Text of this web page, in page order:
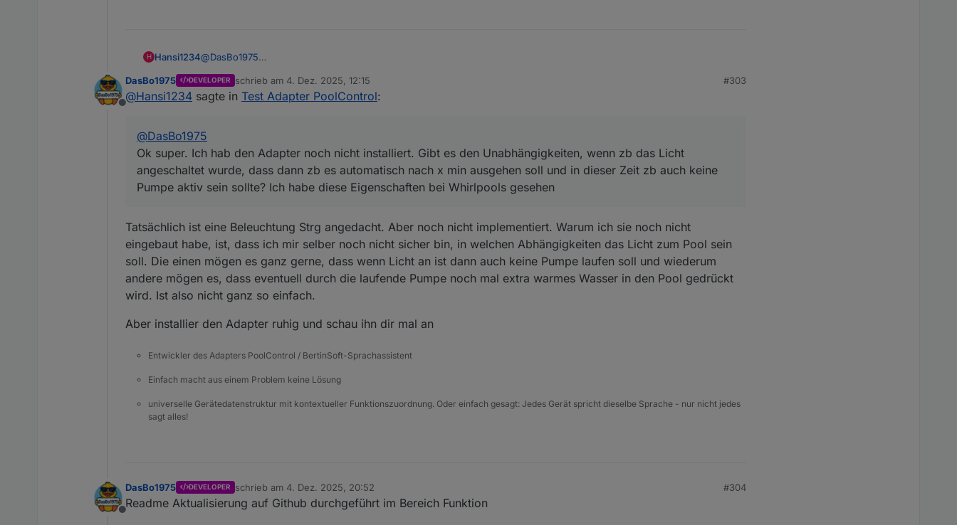
H Hansi1234@DasBo1975
wurde, dass dann zb es automatisch nach x min ausgehen soll und in dieser Zeit zb auch keine Pumpe aktiv sein sollte?
Ich habe diese Eigenschaften bei Whirlpools gesehen
Offline
DasBo1975 DEVELOPER schrieb am 4. Dez. 2025, 12:15
zuletzt editiert von
#303
@Hansi1234 sagte in Test Adapter PoolControl:
@DasBo1975
Ok super. Ich hab den Adapter noch nicht installiert. Gibt es den Unabhängigkeiten, wenn zb das Licht
angeschaltet wurde, dass dann zb es automatisch nach x min ausgehen soll und in dieser Zeit zb auch keine
Pumpe aktiv sein sollte? Ich habe diese Eigenschaften bei Whirlpools gesehen
Tatsächlich ist eine Beleuchtung Strg angedacht. Aber noch nicht implementiert. Warum ich sie noch nicht
eingebaut habe, ist, dass ich mir selber noch nicht sicher bin, in welchen Abhängigkeiten das Licht zum Pool sein
soll. Die einen mögen es ganz gerne, dass wenn Licht an ist dann auch keine Pumpe laufen soll und wiederum
andere mögen es, dass eventuell durch die laufende Pumpe noch mal extra warmes Wasser in den Pool gedrückt
wird. Ist also nicht ganz so einfach.
Aber installier den Adapter ruhig und schau ihn dir mal an
Entwickler des Adapters PoolControl / BertinSoft-Sprachassistent
Einfach macht aus einem Problem keine Lösung
universelle Gerätedatenstruktur mit kontextueller Funktionszuordnung. Oder einfach gesagt: Jedes Gerät spricht dieselbe Sprache - nur nicht jedes
sagt alles!
Offline
DasBo1975 DEVELOPER schrieb am 4. Dez. 2025, 20:52
zuletzt editiert von
#304
Readme Aktualisierung auf Github durchgeführt im Bereich Funktion